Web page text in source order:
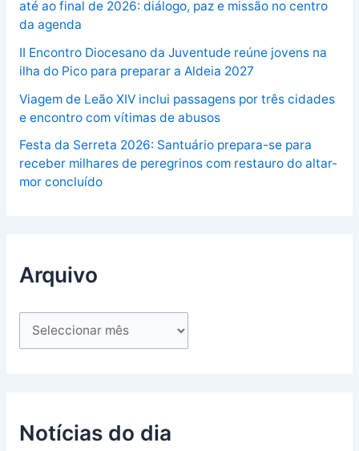
até ao final de 2026: diálogo, paz e missão no centro
da agenda
II Encontro Diocesano da Juventude reúne jovens na
ilha do Pico para preparar a Aldeia 2027
Viagem de Leão XIV inclui passagens por três cidades
e encontro com vítimas de abusos
Festa da Serreta 2026: Santuário prepara-se para
receber milhares de peregrinos com restauro do altar-
mor concluído
Arquivo
Notícias do dia